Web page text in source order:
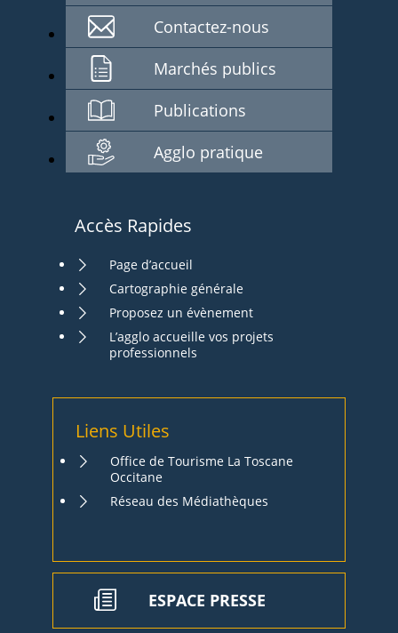
Contactez-nous
Marchés publics
Publications
Agglo pratique
Accès Rapides
Page d’accueil
Cartographie générale
Proposez un évènement
L’agglo accueille vos projets
professionnels
Liens Utiles
Office de Tourisme La Toscane
Occitane
Réseau des Médiathèques
ESPACE PRESSE